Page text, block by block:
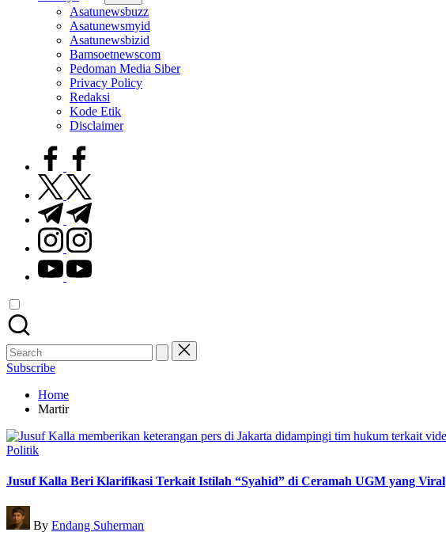
Asatunewsbuzz
Asatunewsmyid
Asatunewsbizid
Bamsoetnewscom
Pedoman Media Siber
Privacy Policy
Redaksi
Kode Etik
Disclaimer
facebook.com
twitter.com
t.me
instagram.com
youtube.com
Search
for:
Subscribe
Home
Martir
Posted
Politik
Jusuf Kalla Beri Klarifikasi Terkait Istilah “Syahid” di Ceramah UGM yang Viral
Posted
by
By Endang Suherman